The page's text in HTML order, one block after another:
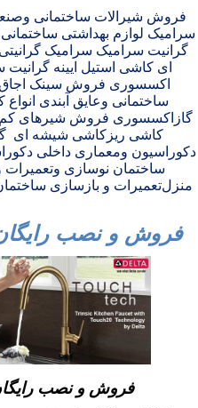
فروش شیرالات ساختمانی
سرامیک لوازم بهداشتی ساختمانی
گرانیت سرامیک سرامیک
ای کاشی استیل ایینه
اکسسوری فروش سینک اجاق
ساختمانی وعایق آبندی
گازاکسسوری فروش شیرهای
کاشی ریز کاشی شیشه ای
دکوراسیون ومعماری داخلی
ساختمان نوسازی
منزلتعمیرات و بازسازی
فروش و نصب رایگان
فروش و نصب